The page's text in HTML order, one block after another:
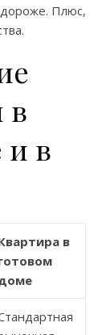
дороже. Плюс,
в
и в
в